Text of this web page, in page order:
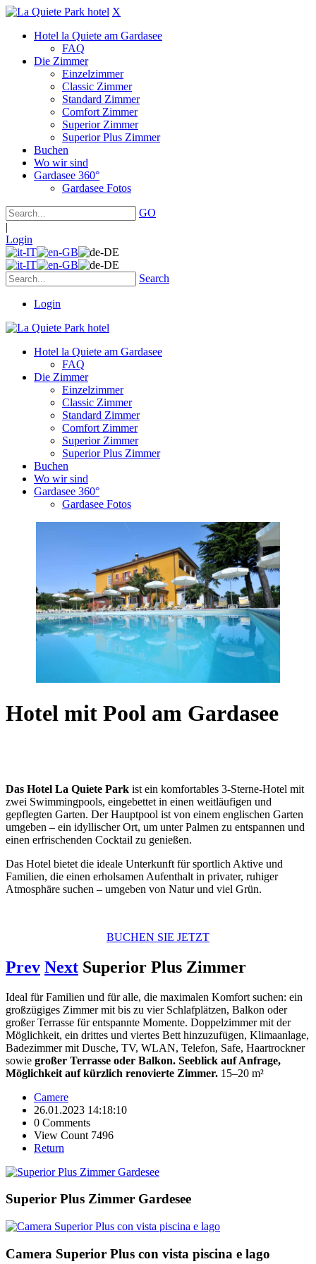
X
Hotel la Quiete am Gardasee
FAQ
Die Zimmer
Einzelzimmer
Classic Zimmer
Standard Zimmer
Comfort Zimmer
Superior Zimmer
Superior Plus Zimmer
Buchen
Wo wir sind
Gardasee 360°
Gardasee Fotos
GO
|
Login
Search
Login
Hotel la Quiete am Gardasee
FAQ
Die Zimmer
Einzelzimmer
Classic Zimmer
Standard Zimmer
Comfort Zimmer
Superior Zimmer
Superior Plus Zimmer
Buchen
Wo wir sind
Gardasee 360°
Gardasee Fotos
Hotel mit Pool am Gardasee
Das Hotel La Quiete Park ist ein komfortables 3-Sterne-Hotel mit
zwei Swimmingpools, eingebettet in einen weitläufigen und
gepflegten Garten. Der Hauptpool ist von einem englischen Garten
umgeben – ein idyllischer Ort, um unter Palmen zu entspannen und
einen erfrischenden Cocktail zu genießen.
Das Hotel bietet die ideale Unterkunft für sportlich Aktive und
Familien, die einen erholsamen Aufenthalt in privater, ruhiger
Atmosphäre suchen – umgeben von Natur und viel Grün.
BUCHEN SIE JETZT
Prev Next Superior Plus Zimmer
Ideal für Familien und für alle, die maximalen Komfort suchen: ein
großzügiges Zimmer mit bis zu vier Schlafplätzen, Balkon oder
großer Terrasse für entspannte Momente. Doppelzimmer mit der
Möglichkeit, ein drittes und viertes Bett hinzuzufügen, Klimaanlage,
Badezimmer mit Dusche, TV, WLAN, Telefon, Safe, Haartrockner
sowie großer Terrasse oder Balkon. Seeblick auf Anfrage,
Möglichkeit auf kürzlich renovierte Zimmer. 15–20 m²
Camere
26.01.2023 14:18:10
0 Comments
View Count 7496
Return
Superior Plus Zimmer Gardesee
Camera Superior Plus con vista piscina e lago